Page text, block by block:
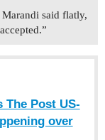
Marandi said flatly,
The Post US-
over